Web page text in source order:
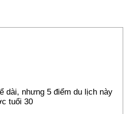
dài, nhưng 5 điểm du lịch này
tuổi 30